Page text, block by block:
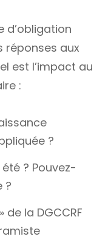
d’obligation
réponses aux
est l’impact au
:
?
? Pouvez-
?
de la DGCCRF